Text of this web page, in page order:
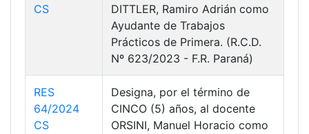
CS
DITTLER, Ramiro Adrián como
Ayudante de Trabajos
Prácticos de Primera. (R.C.D.
Nº 623/2023 - F.R. Paraná)
RES
64/2024
CS
Designa, por el término de
CINCO (5) años, al docente
ORSINI, Manuel Horacio como